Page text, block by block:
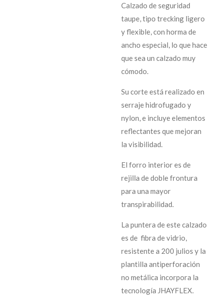
Calzado de seguridad
taupe, tipo trecking ligero
y flexible, con horma de
ancho especial, lo que hace
que sea un calzado muy
cómodo.
Su corte está realizado en
serraje hidrofugado y
nylon, e incluye elementos
reflectantes que mejoran
la visibilidad.
El forro interior es de
rejilla de doble frontura
para una mayor
transpirabilidad.
La puntera de este calzado
es de fibra de vidrio,
resistente a 200 julios y la
plantilla antiperforación
no metálica incorpora la
tecnología JHAYFLEX.